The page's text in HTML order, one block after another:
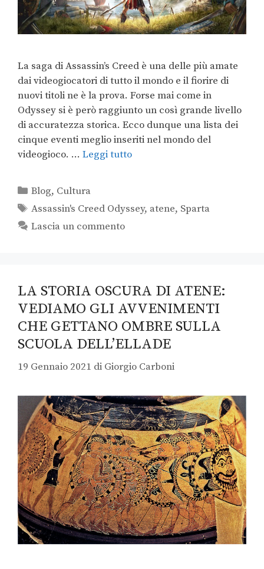
La saga di Assassin’s Creed è una delle più amate
dai videogiocatori di tutto il mondo e il fiorire di
nuovi titoli ne è la prova. Forse mai come in
Odyssey si è però raggiunto un così grande livello
di accuratezza storica. Ecco dunque una lista dei
cinque eventi meglio inseriti nel mondo del
videogioco. … Leggi tutto
Blog, Cultura
Assassin's Creed Odyssey, atene, Sparta
Lascia un commento
LA STORIA OSCURA DI ATENE:
VEDIAMO GLI AVVENIMENTI
CHE GETTANO OMBRE SULLA
SCUOLA DELL’ELLADE
19 Gennaio 2021 di Giorgio Carboni